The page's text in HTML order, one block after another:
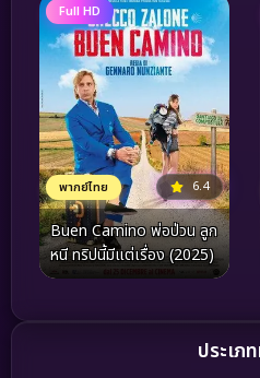
Full HD
พากย์ไทย 6.4
Buen Camino พ่อป่วน ลูก
หนี ทริปนี้มีแต่เรื่อง (2025)
ประเภ